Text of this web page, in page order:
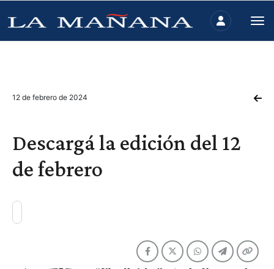
12 de febrero de 2024
Descargá la edición del 12
de febrero